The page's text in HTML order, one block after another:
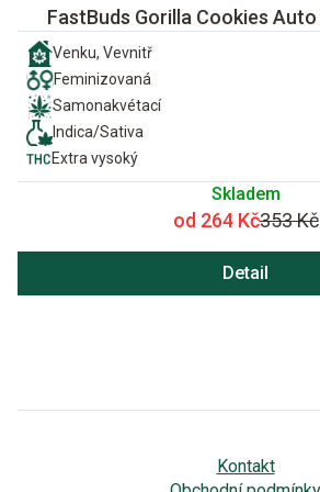
FastBuds Gorilla Cookies
Venku, Vevnitř
Feminizovaná
Samonakvétací
Indica/Sativa
Extra vysoký
Skladem
od 264 Kč353 Kč
Detail
Kontakt